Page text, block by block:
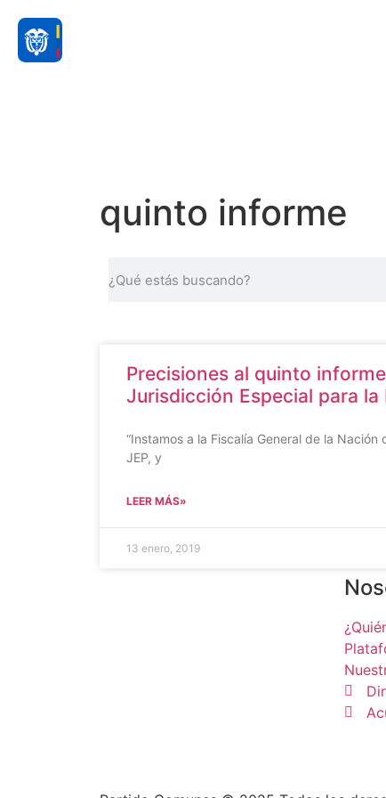
quinto informe
Precisiones al quinto
Jurisdicción Especial para la
“Instamos a la Fiscalía General de la
JEP, y
LEER MÁS»
13 enero, 2019